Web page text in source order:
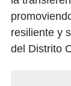
resiliente y
del Distrito